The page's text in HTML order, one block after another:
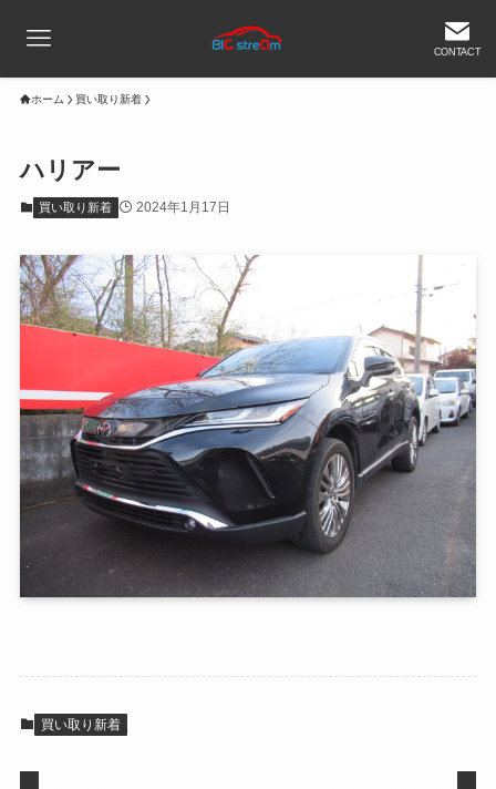
CONTACT
ホーム 買い取り新着
ハリアー
買い取り新着 2024年1月17日
買い取り新着